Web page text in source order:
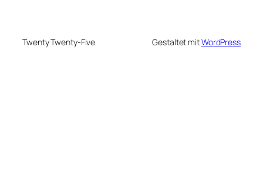
Twenty Twenty-Five Gestaltet mitWordPress